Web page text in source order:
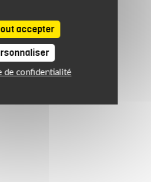
accepter
de confidentialité